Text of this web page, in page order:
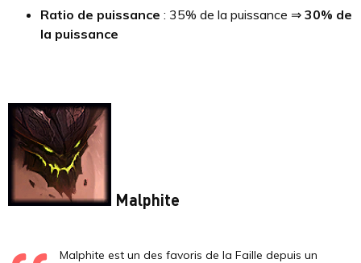
Ratio de puissance : 35% de la puissance ⇒ 30% de
la puissance
Malphite
Malphite est un des favoris de la Faille depuis un